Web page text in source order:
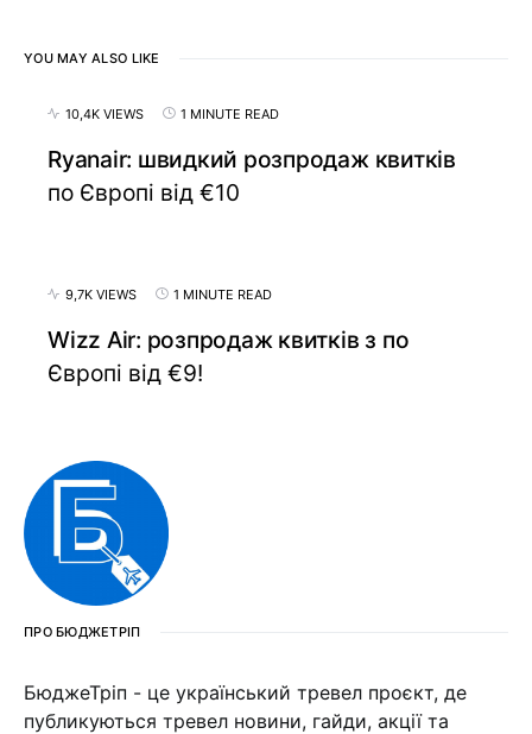
YOU MAY ALSO LIKE
10,4K VIEWS 1 MINUTE READ
Ryanair: швидкий розпродаж квитків
по Європі від €10
9,7K VIEWS 1 MINUTE READ
Wizz Air: розпродаж квитків з по
Європі від €9!
ПРО БЮДЖЕТРІП
БюджеТріп - це український тревел проєкт, де
публикуються тревел новини, гайди, акції та